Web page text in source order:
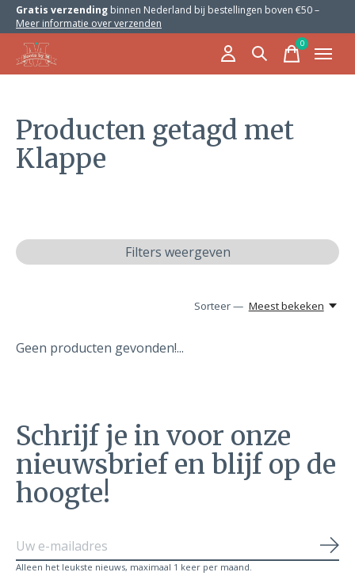
Gratis verzending binnen Nederland bij bestellingen boven €50 –
Meer informatie over verzenden
0items
Producten getagd met
Klappe
Filters weergeven
Sorteer — Meest bekeken
Geen producten gevonden!...
Schrijf je in voor onze
nieuwsbrief en blijf op de
hoogte!
Alleen het leukste nieuws, maximaal 1 keer per maand.